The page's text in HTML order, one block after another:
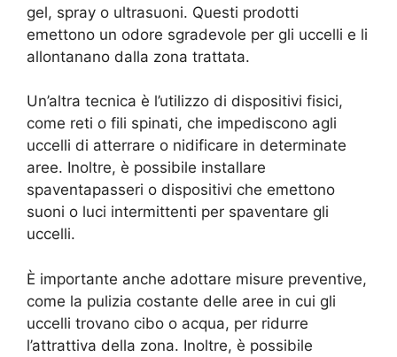
gel, spray o ultrasuoni. Questi prodotti
emettono un odore sgradevole per gli uccelli e li
allontanano dalla zona trattata.
Un’altra tecnica è l’utilizzo di dispositivi fisici,
come reti o fili spinati, che impediscono agli
uccelli di atterrare o nidificare in determinate
aree. Inoltre, è possibile installare
spaventapasseri o dispositivi che emettono
suoni o luci intermittenti per spaventare gli
uccelli.
È importante anche adottare misure preventive,
come la pulizia costante delle aree in cui gli
uccelli trovano cibo o acqua, per ridurre
l’attrattiva della zona. Inoltre, è possibile